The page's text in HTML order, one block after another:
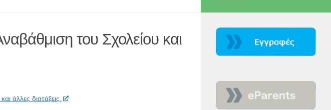
του Σχολείου και
άλλες διατάξεις.